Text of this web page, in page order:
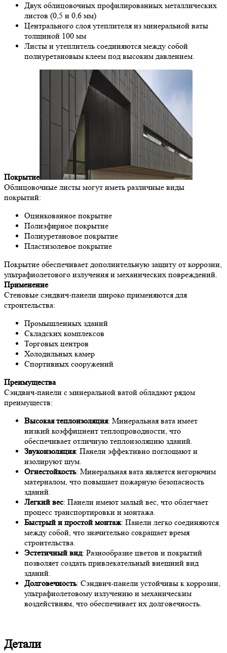
Двух облицовочных профилированных металлических
листов (0,5 и 0,6 мм)
Центрального слоя утеплителя из минеральной ваты
толщиной 100 мм
Листы и утеплитель соединяются между собой
полиуретановым клеем под высоким давлением.
Покрытие
Облицовочные листы могут иметь различные виды
покрытий:
Оцинкованное покрытие
Полиэфирное покрытие
Полиуретановое покрытие
Пластизолевое покрытие
Покрытие обеспечивает дополнительную защиту от коррозии,
ультрафиолетового излучения и механических повреждений.
Применение
Стеновые сэндвич-панели широко применяются для
строительства:
Промышленных зданий
Складских комплексов
Торговых центров
Холодильных камер
Спортивных сооружений
Преимущества
Сэндвич-панели с минеральной ватой обладают рядом
преимуществ:
Высокая теплоизоляция: Минеральная вата имеет
низкий коэффициент теплопроводности, что
обеспечивает отличную теплоизоляцию зданий.
Звукоизоляция: Панели эффективно поглощают и
изолируют шум.
Огнестойкость: Минеральная вата является негорючим
материалом, что повышает пожарную безопасность
зданий.
Легкий вес: Панели имеют малый вес, что облегчает
процесс транспортировки и монтажа.
Быстрый и простой монтаж: Панели легко соединяются
между собой, что значительно сокращает время
строительства.
Эстетичный вид: Разнообразие цветов и покрытий
позволяет создать привлекательный внешний вид
зданий.
Долговечность: Сэндвич-панели устойчивы к коррозии,
ультрафиолетовому излучению и механическим
воздействиям, что обеспечивает их долговечность.
Детали